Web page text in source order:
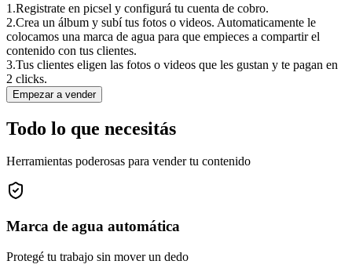
1.Registrate en picsel y configurá tu cuenta de cobro.
2.Crea un álbum y subí tus fotos o videos. Automaticamente le
colocamos una marca de agua para que empieces a compartir el
contenido con tus clientes.
3.Tus clientes eligen las fotos o videos que les gustan y te pagan en
2 clicks.
Empezar a vender
Todo lo que necesitás
Herramientas poderosas para vender tu contenido
Marca de agua automática
Protegé tu trabajo sin mover un dedo